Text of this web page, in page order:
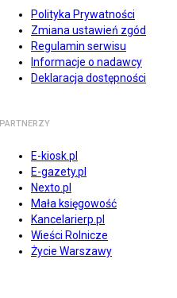
Polityka Prywatności
Zmiana ustawień zgód
Regulamin serwisu
Informacje o nadawcy
Deklaracja dostępności
PARTNERZY
E-kiosk.pl
E-gazety.pl
Nexto.pl
Mała księgowość
Kancelarierp.pl
Wieści Rolnicze
Życie Warszawy